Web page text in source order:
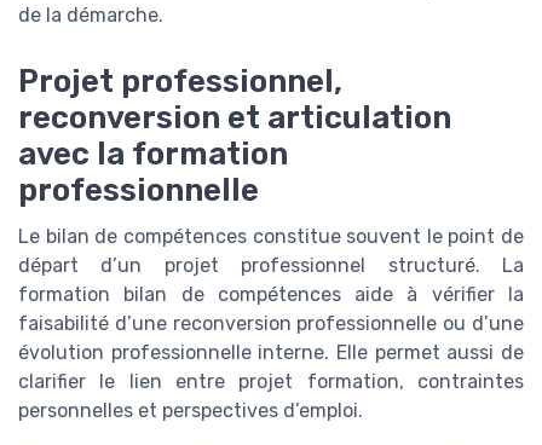
de la démarche.
Projet professionnel,
reconversion et articulation
avec la formation
professionnelle
Le bilan de compétences constitue souvent le point de
départ d’un projet professionnel structuré. La
formation bilan de compétences aide à vérifier la
faisabilité d’une reconversion professionnelle ou d’une
évolution professionnelle interne. Elle permet aussi de
clarifier le lien entre projet formation, contraintes
personnelles et perspectives d’emploi.